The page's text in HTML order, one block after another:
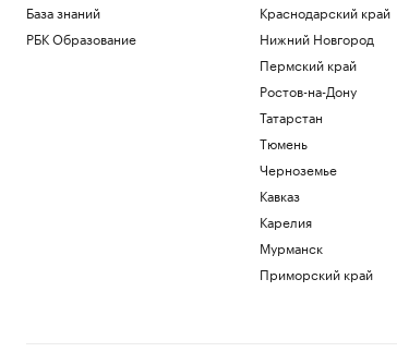
База знаний
РБК Образование
Краснодарский край
Нижний Новгород
Пермский край
Ростов-на-Дону
Татарстан
Тюмень
Черноземье
Кавказ
Карелия
Мурманск
Приморский край